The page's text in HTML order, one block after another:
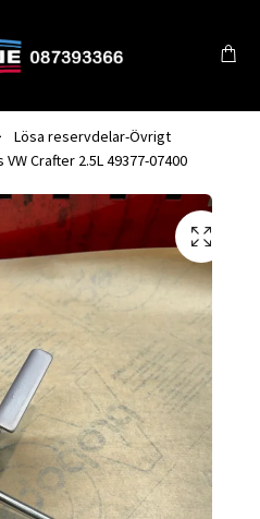
Lösa reservdelar-Övrigt
Crafter 2.5L 49377-07400